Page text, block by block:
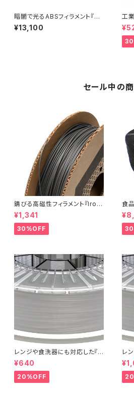
暗闇で光るABSフィラメント『Ea
syFil ABS Glow』
¥13,100
工
『
セール中の
錆びる高磁性フィラメント『Iron
-filled Metal Composite P
LA』：お試しサンプル 10M
¥1,341
30%OFF
食
ン
Coil
レンジや食洗器にも対応した『C
entaur PP』：お試しサンプル 5
M
¥640
20%OFF
レ
0M